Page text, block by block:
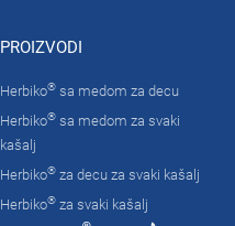
PROIZVODI
Herbiko® sa medom za decu
Herbiko® sa medom za svaki
kašalj
Herbiko® za decu za svaki kašalj
Herbiko® za svaki kašalj